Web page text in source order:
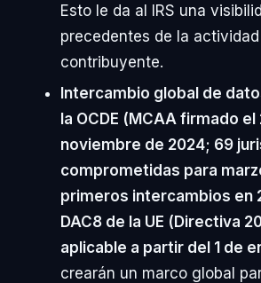
Esto le da al IRS una
precedentes de la
contribuyente.
Intercambio global de
la OCDE (MCAA firmado el
noviembre de 2024; 69
comprometidas para
primeros intercambios en
DAC8 de la UE (Directiva
aplicable a partir del 1 de
crearán un marco global